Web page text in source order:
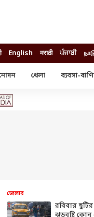
English मराठी ਪੰਜਾਬੀ
খেলা ব্যবসা-
ফল
জেলার
রবিবার